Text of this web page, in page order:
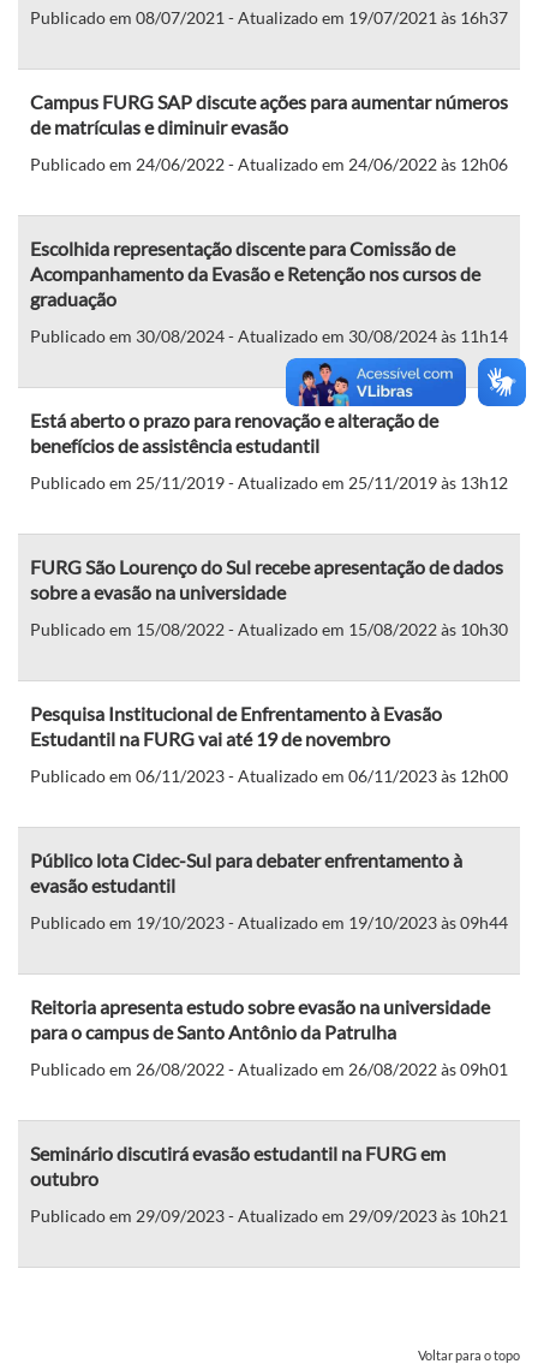
Publicado em 08/07/2021 - Atualizado em 19/07/2021 às 16h37
Campus FURG SAP discute ações para aumentar números
de matrículas e diminuir evasão
Publicado em 24/06/2022 - Atualizado em 24/06/2022 às 12h06
Escolhida representação discente para Comissão de
Acompanhamento da Evasão e Retenção nos cursos de
graduação
Publicado em 30/08/2024 - Atualizado em 30/08/2024 às 11h14
Está aberto o prazo para renovação e alteração de
benefícios de assistência estudantil
Publicado em 25/11/2019 - Atualizado em 25/11/2019 às 13h12
FURG São Lourenço do Sul recebe apresentação de dados
sobre a evasão na universidade
Publicado em 15/08/2022 - Atualizado em 15/08/2022 às 10h30
Pesquisa Institucional de Enfrentamento à Evasão
Estudantil na FURG vai até 19 de novembro
Publicado em 06/11/2023 - Atualizado em 06/11/2023 às 12h00
Público lota Cidec-Sul para debater enfrentamento à
evasão estudantil
Publicado em 19/10/2023 - Atualizado em 19/10/2023 às 09h44
Reitoria apresenta estudo sobre evasão na universidade
para o campus de Santo Antônio da Patrulha
Publicado em 26/08/2022 - Atualizado em 26/08/2022 às 09h01
Seminário discutirá evasão estudantil na FURG em
outubro
Publicado em 29/09/2023 - Atualizado em 29/09/2023 às 10h21
Voltar para o topo